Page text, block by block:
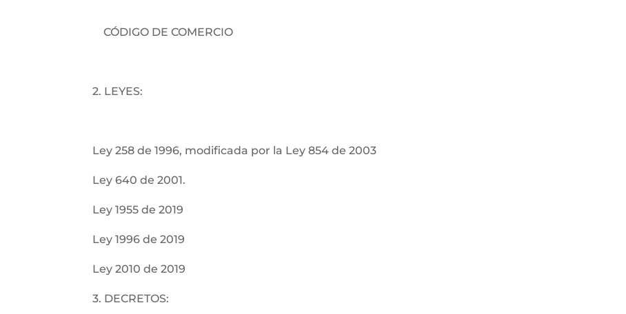
CÓDIGO DE COMERCIO
2. LEYES:
Ley 258 de 1996, modificada por la Ley 854 de 2003
Ley 640 de 2001.
Ley 1955 de 2019
Ley 1996 de 2019
Ley 2010 de 2019
3. DECRETOS: